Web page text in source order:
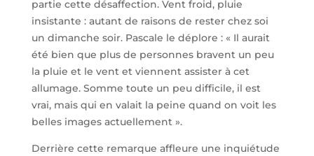
partie cette désaffection. Vent froid, pluie
insistante : autant de raisons de rester chez soi
un dimanche soir. Pascale le déplore : « Il aurait
été bien que plus de personnes bravent un peu
la pluie et le vent et viennent assister à cet
allumage. Somme toute un peu difficile, il est
vrai, mais qui en valait la peine quand on voit les
belles images actuellement ».
Derrière cette remarque affleure une inquiétude